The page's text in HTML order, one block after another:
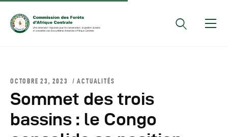
Conseils Des Ministres
Comptes Rendus De
Réunions Sous-
Régionales
OCTOBRE 23, 2023 ACTUALITÉS
Sommet des trois
bassins : le Congo